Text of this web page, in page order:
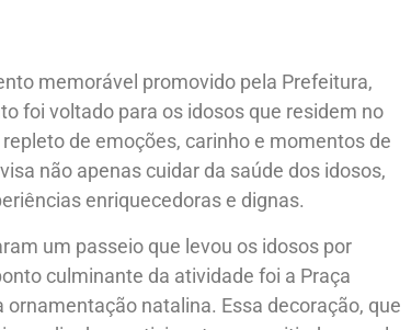
memorável promovido pela Prefeitura,
foi voltado para os idosos que residem no
de emoções, carinho e momentos de
não apenas cuidar da saúde dos idosos,
enriquecedoras e dignas.
um passeio que levou os idosos por
culminante da atividade foi a Praça
natalina. Essa decoração, que